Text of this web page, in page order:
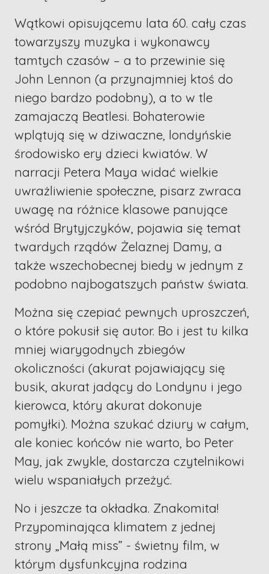
Wątkowi opisującemu lata 60. cały czas
towarzyszy muzyka i wykonawcy
tamtych czasów – a to przewinie się
John Lennon (a przynajmniej ktoś do
niego bardzo podobny), a to w tle
zamajaczą Beatlesi. Bohaterowie
wplątują się w dziwaczne, londyńskie
środowisko ery dzieci kwiatów. W
narracji Petera Maya widać wielkie
uwrażliwienie społeczne, pisarz zwraca
uwagę na różnice klasowe panujące
wśród Brytyjczyków, pojawia się temat
twardych rządów Żelaznej Damy, a
także wszechobecnej biedy w jednym z
podobno najbogatszych państw świata.
Można się czepiać pewnych uproszczeń,
o które pokusił się autor. Bo i jest tu kilka
mniej wiarygodnych zbiegów
okoliczności (akurat pojawiający się
busik, akurat jadący do Londynu i jego
kierowca, który akurat dokonuje
pomyłki). Można szukać dziury w całym,
ale koniec końców nie warto, bo Peter
May, jak zwykle, dostarcza czytelnikowi
wielu wspaniałych przeżyć.
No i jeszcze ta okładka. Znakomita!
Przypominająca klimatem z jednej
strony „Małą miss” - świetny film, w
którym dysfunkcyjna rodzina